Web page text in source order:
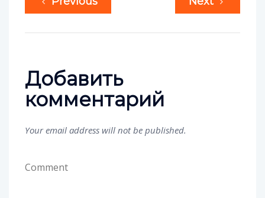
Добавить
комментарий
Your email address will not be published.